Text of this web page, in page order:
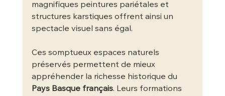
magnifiques peintures pariétales et
structures karstiques offrent ainsi un
spectacle visuel sans égal.
Ces somptueux espaces naturels
préservés permettent de mieux
appréhender la richesse historique du
Pays Basque français. Leurs formations